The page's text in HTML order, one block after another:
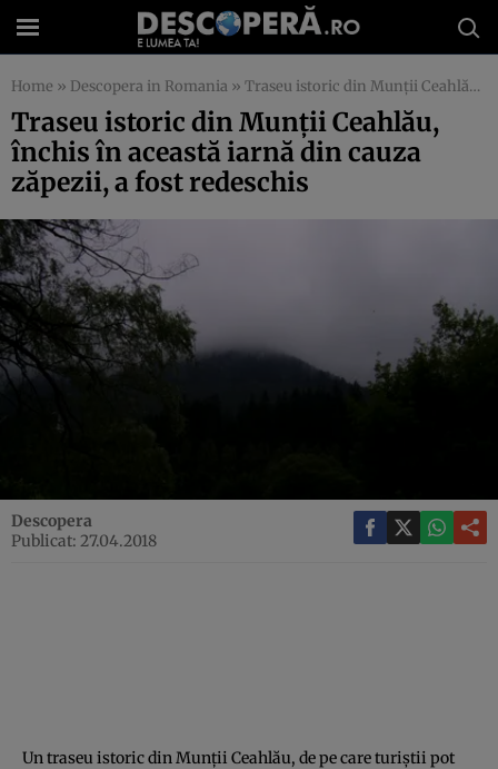
Home » Descopera in Romania » Traseu istoric din Munţii Ceahlău, închis în această iarnă din cauza zăpezii, a fost redeschis
Traseu istoric din Munţii Ceahlău,
închis în această iarnă din cauza
zăpezii, a fost redeschis
Descopera
Publicat: 27.04.2018
Un traseu istoric din Munţii Ceahlău, de pe care turiştii pot